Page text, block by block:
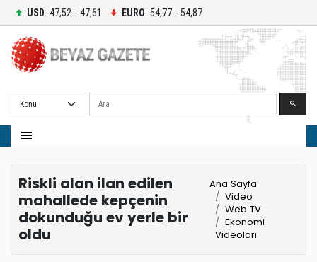
USD: 47,52 - 47,61 EURO: 54,77 - 54,87
Ara
Riskli alan ilan edilen
mahallede kepçenin
dokunduğu ev yerle bir
oldu
Ana Sayfa
Video
Web TV
Ekonomi
Videoları